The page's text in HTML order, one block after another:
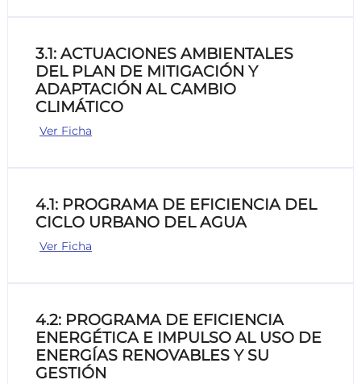
3.1: ACTUACIONES AMBIENTALES
DEL PLAN DE MITIGACIÓN Y
ADAPTACIÓN AL CAMBIO
CLIMÁTICO
Ver Ficha
4.1: PROGRAMA DE EFICIENCIA DEL
CICLO URBANO DEL AGUA
Ver Ficha
4.2: PROGRAMA DE EFICIENCIA
ENERGÉTICA E IMPULSO AL USO DE
ENERGÍAS RENOVABLES Y SU
GESTIÓN